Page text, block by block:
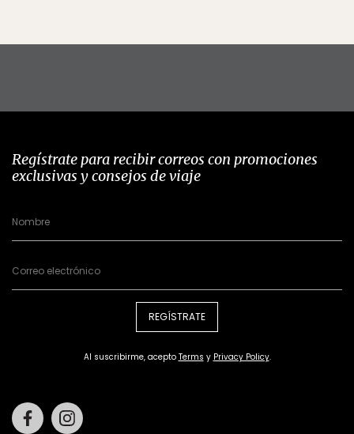
Regístrate para recibir correos con promociones
exclusivas y consejos de viaje
REGÍSTRATE
Al suscribirme, acepto Terms y Privacy Policy.
Facebook